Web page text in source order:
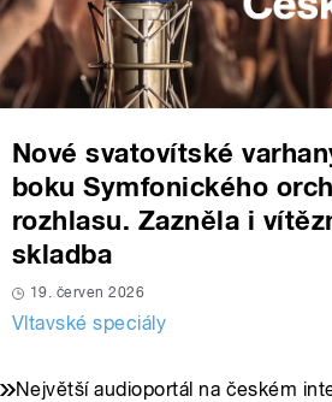
Nové svatovítské
boku Symfonického
rozhlasu. Zazněla i
skladba
19. červen 2026
Vltavské speciály
Největší audioportál na českém